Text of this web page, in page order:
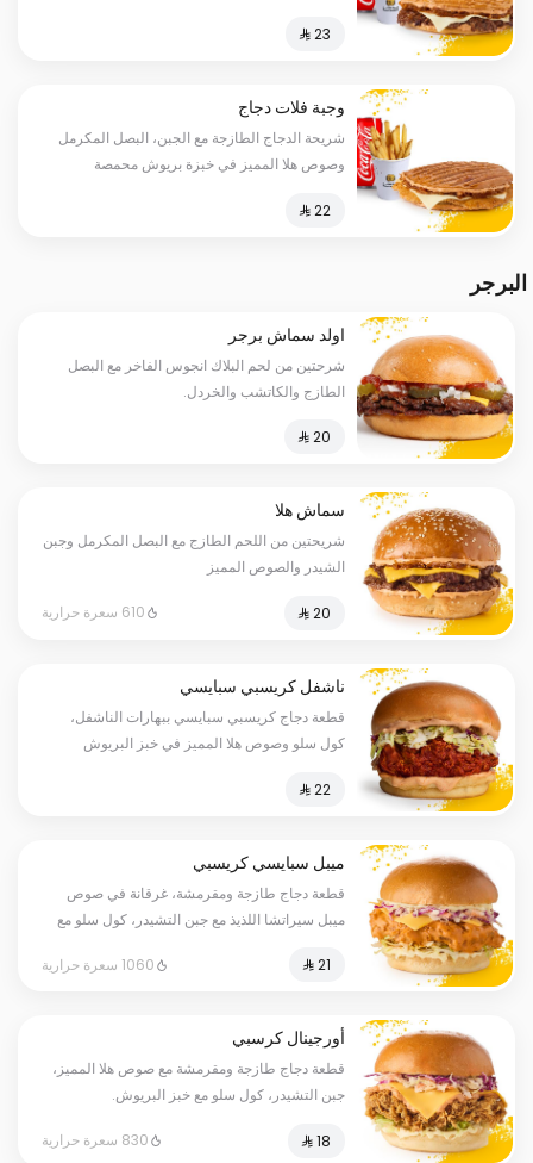
وجبة فلات دجاج
شريحة الدجاج الطازجة مع الجبن، البصل المكرمل
وصوص هلا المميز في خبزة بريوش محمصة
⁨⁦‪‬ 22⁩
البرجر
اولد سماش برجر
شرحتين من لحم البلاك انجوس الفاخر مع البصل
الطازج والكاتشب والخردل.
سماش هلا
شريحتين من اللحم الطازج مع البصل المكرمل وجبن
الشيدر والصوص المميز
610 سعرة حرارية
ناشفل كريسبي سبايسي
قطعة دجاج كريسبي سبايسي ببهارات الناشفل،
كول سلو وصوص هلا المميز في خبز البريوش
⁨⁦‪‬ 22⁩
ميبل سبايسي كريسبي
قطعة دجاج طازجة ومقرمشة، غرقانة في صوص
ميبل سيراتشا اللذيذ مع جبن التشيدر، كول سلو مع
1060 سعرة حرارية
أورجينال كرسبي
قطعة دجاج طازجة ومقرمشة مع صوص هلا المميز،
جبن التشيدر، كول سلو مع خبز البريوش.
830 سعرة حرارية